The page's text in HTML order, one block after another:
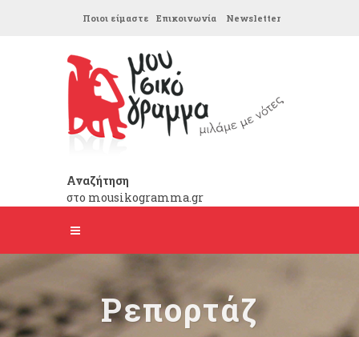
Ποιοι είμαστε Επικοινωνία Newsletter
Αναζήτηση
στο mousikogramma.gr
Ρεπορτάζ